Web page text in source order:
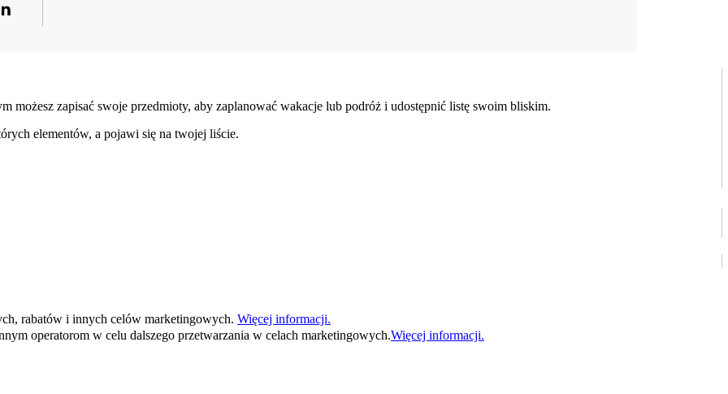
możesz zapisać swoje przedmioty, aby zaplanować wakacje lub podróż i udostępnić listę swoim bliskim.
elementów, a pojawi się na twojej liście.
rabatów i innych celów marketingowych. Więcej informacji.
operatorom w celu dalszego przetwarzania w celach marketingowych.Więcej informacji.